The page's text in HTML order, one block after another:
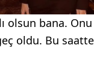
olsun bana.
oldu. Bu saatte